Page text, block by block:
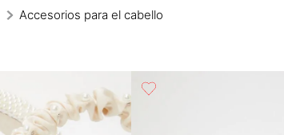
Accesorios para el cabello
botas
blusa